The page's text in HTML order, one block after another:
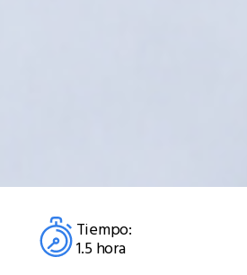
Tiempo:
1.5 hora